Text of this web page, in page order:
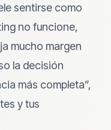
sentirse como
no funcione,
mucho margen
la decisión
más completa”,
y tus